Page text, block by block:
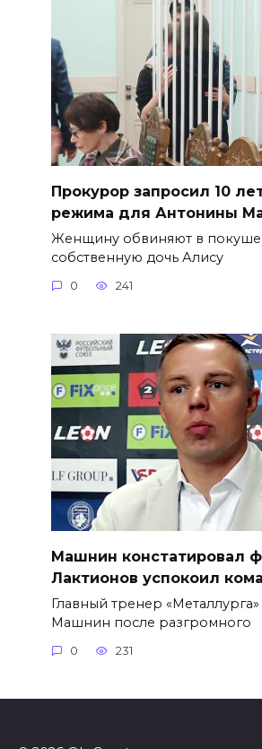
​Прокурор запросил 10
режима для Антонины
Женщину обвиняют в
собственную дочь Алису
0 241
Машнин констатировал
Лактионов успокоил
Главный тренер
Машнин после разгромного
0 231